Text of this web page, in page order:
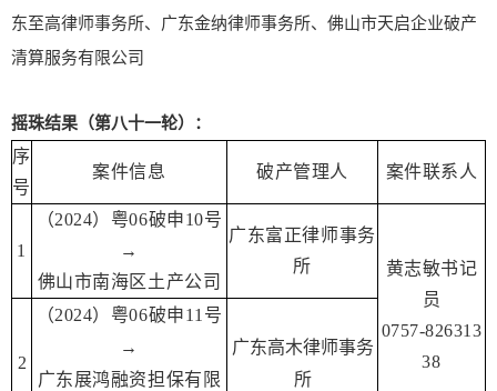
东至高律师事务所、广东金纳律师事务所、佛山市天启企业破产
清算服务有限公司
摇珠结果（第八十一轮）：
序
号
案件信息 破产管理人 案件联系人
1
（2024）粤06破申10号
→
佛山市南海区土产公司
广东富正律师事务
所
黄志敏书记
员
0757-826313
38
2
（2024）粤06破申11号
→
广东展鸿融资担保有限
广东高木律师事务
所